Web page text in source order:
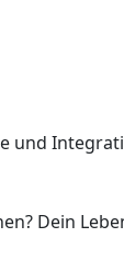
und
Dein